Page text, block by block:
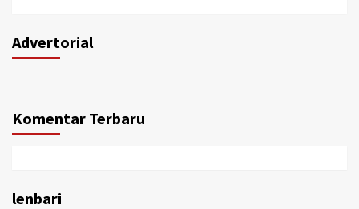
Advertorial
Komentar Terbaru
lenbari